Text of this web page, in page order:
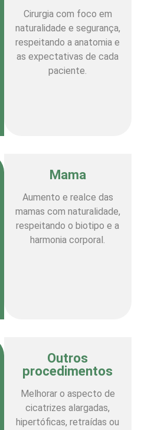
Cirurgia com foco em
naturalidade e segurança,
respeitando a anatomia e
as expectativas de cada
paciente.
Mama
Aumento e realce das
mamas com naturalidade,
respeitando o biotipo e a
harmonia corporal.
Outros
procedimentos
Melhorar o aspecto de
cicatrizes alargadas,
hipertóficas, retraídas ou